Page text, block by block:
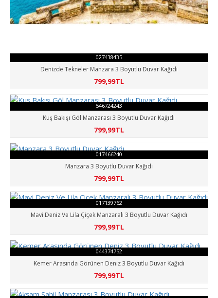
027438435
Denizde Tekneler Manzara 3 Boyutlu Duvar Kağıdı
799,99TL
546724243
Kuş Bakışı Göl Manzarası 3 Boyutlu Duvar Kağıdı
799,99TL
017466240
Manzara 3 Boyutlu Duvar Kağıdı
799,99TL
017139762
Mavi Deniz Ve Lila Çiçek Manzaralı 3 Boyutlu Duvar Kağıdı
799,99TL
044374752
Kemer Arasında Görünen Deniz 3 Boyutlu Duvar Kağıdı
799,99TL